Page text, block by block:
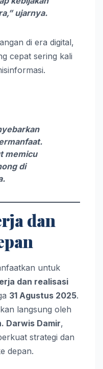
ujarnya.
di era digital,
cepat sering kali
memicu
di
dan
untuk
dan realisasi
31 Agustus 2025.
langsung oleh
Darwis Damir,
strategi dan
depan.